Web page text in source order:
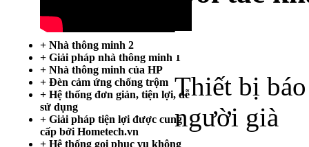
+ Nhà thông minh 2
+ Giải pháp nhà thông minh 1
+ Nhà thông minh của HP
+ Đèn cảm ứng chống trộm
+ Hệ thống đơn giản, tiện lợi, dễ
sử dụng
+ Giải pháp tiện lợi được cung
cấp bởi Hometech.vn
+ Hệ thống gọi phục vụ không
Trang chủ
Thiết bị
người già